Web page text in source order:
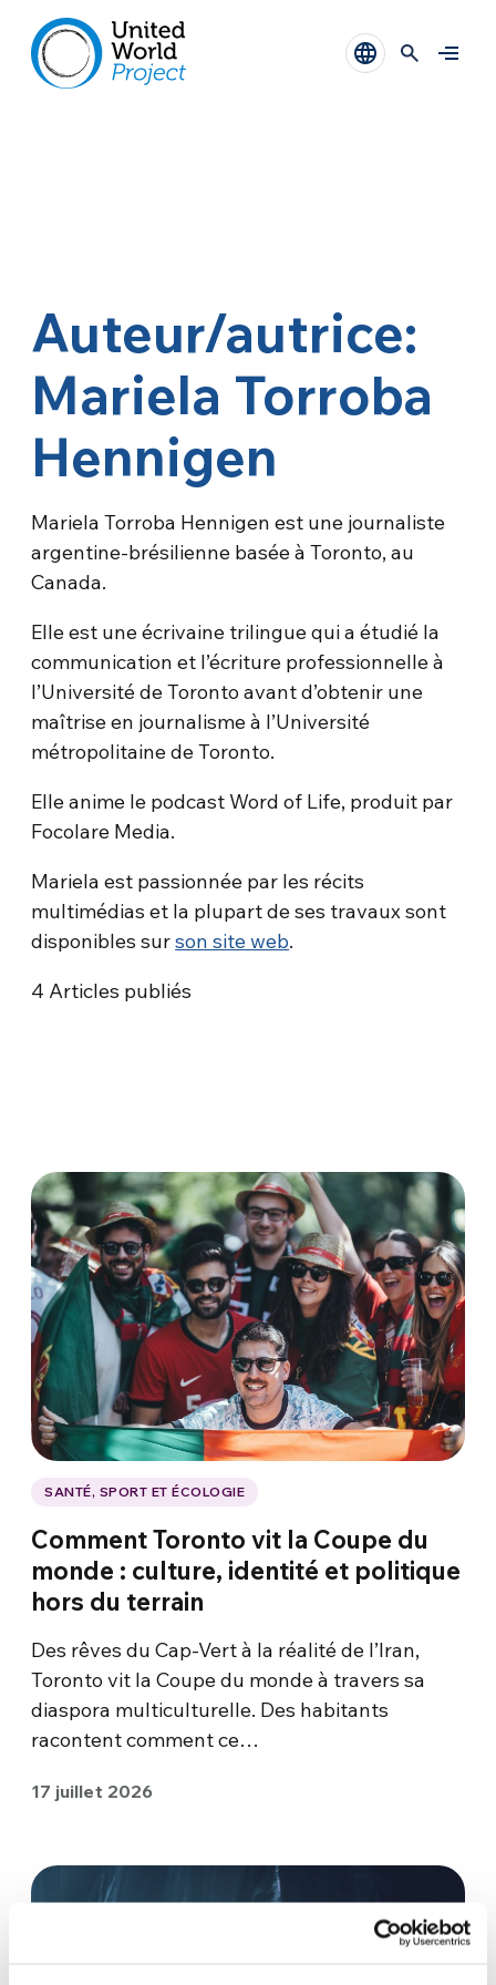
Auteur/autrice:
Mariela Torroba
Hennigen
Mariela Torroba Hennigen est une journaliste
argentine-brésilienne basée à Toronto, au
Canada.
Elle est une écrivaine trilingue qui a étudié la
communication et l’écriture professionnelle à
l’Université de Toronto avant d’obtenir une
maîtrise en journalisme à l’Université
métropolitaine de Toronto.
Elle anime le podcast Word of Life, produit par
Focolare Media.
Mariela est passionnée par les récits
multimédias et la plupart de ses travaux sont
disponibles surson site web.
4 Articles publiés
SANTÉ, SPORT ET ÉCOLOGIE
Comment Toronto vit la Coupe du
monde : culture, identité et politique
hors du terrain
Des rêves du Cap-Vert à la réalité de l’Iran,
Toronto vit la Coupe du monde à travers sa
diaspora multiculturelle. Des habitants
racontent comment ce…
17 juillet 2026